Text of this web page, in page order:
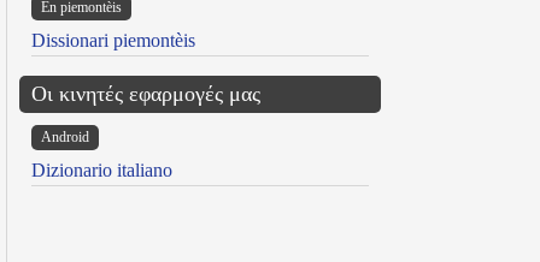
Ën piemontèis
Dissionari piemontèis
Οι κινητές εφαρμογές μας
Android
Dizionario italiano